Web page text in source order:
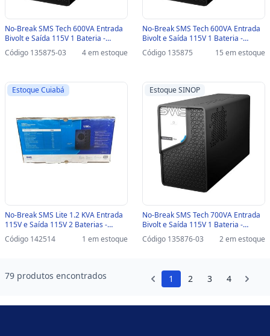
No-Break SMS Tech 600VA Entrada
Bivolt e Saída 115V 1 Bateria -
29300-SINOP-03 - 29300
Código 135875-03 4 em estoque
No-Break SMS Tech 600VA Entrada
Bivolt e Saída 115V 1 Bateria -
29300 - 29300
Código 135875 15 em estoque
Estoque Cuiabá
No-Break SMS Lite 1.2 KVA Entrada
115V e Saída 115V 2 Baterias -
29203 CAIXA AVARIADA - 29203
CAIXA AVARIADA
Código 142514 1 em estoque
Estoque SINOP
No-Break SMS Tech 700VA Entrada
Bivolt e Saída 115V 1 Bateria -
29301-SINOP-03 - 29301
Código 135876-03 2 em estoque
79 produtos encontrados 1 2 3 4